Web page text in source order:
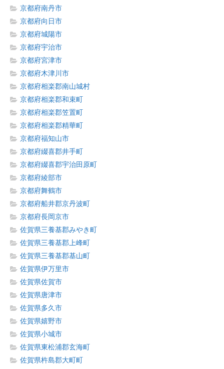
京都府南丹市
京都府向日市
京都府城陽市
京都府宇治市
京都府宮津市
京都府木津川市
京都府相楽郡南山城村
京都府相楽郡和束町
京都府相楽郡笠置町
京都府相楽郡精華町
京都府福知山市
京都府綴喜郡井手町
京都府綴喜郡宇治田原町
京都府綾部市
京都府舞鶴市
京都府船井郡京丹波町
京都府長岡京市
佐賀県三養基郡みやき町
佐賀県三養基郡上峰町
佐賀県三養基郡基山町
佐賀県伊万里市
佐賀県佐賀市
佐賀県唐津市
佐賀県多久市
佐賀県嬉野市
佐賀県小城市
佐賀県東松浦郡玄海町
佐賀県杵島郡大町町